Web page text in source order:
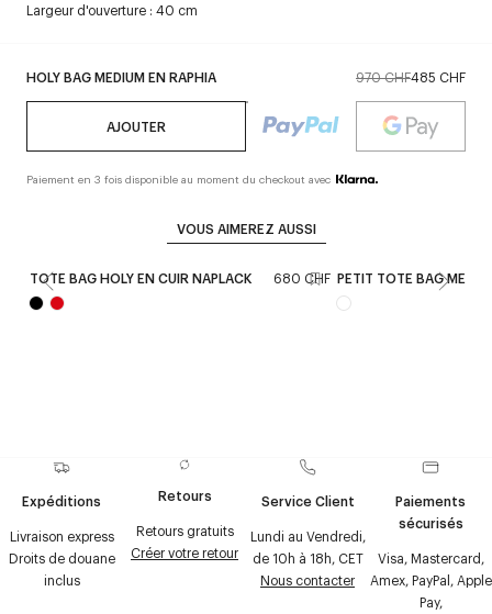
HOLY BAG MEDIUM EN RAPHIA 970 CHF485 CHF
AJOUTER
Paiement en 3 fois disponible au moment du checkout avec
Largeur d'ouverture : 40 cm
VOUS AIMEREZ AUSSI
TOTE BAG HOLY EN CUIR NAPLACK 680 CHF PETIT TOTE BAG MELT
Expéditions
Livraison express
Droits de douane
inclus
Retours
Retours gratuits
Créer votre retour
Service Client
Lundi au Vendredi,
de 10h à 18h, CET
Nous contacter
Paiements
sécurisés
Visa, Mastercard,
Amex, PayPal, Apple
Pay,